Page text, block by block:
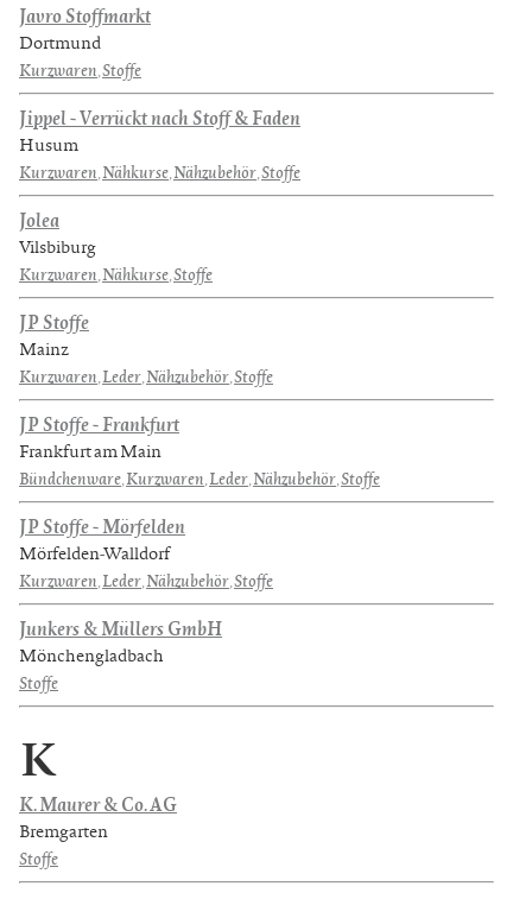
Javro Stoffmarkt
Dortmund
Kurzwaren,Stoffe
Jippel - Verrückt nach Stoff & Faden
Husum
Kurzwaren,Nähkurse,Nähzubehör,Stoffe
Jolea
Vilsbiburg
Kurzwaren,Nähkurse,Stoffe
JP Stoffe
Mainz
Kurzwaren,Leder,Nähzubehör,Stoffe
JP Stoffe - Frankfurt
Frankfurt am Main
Bündchenware,Kurzwaren,Leder,Nähzubehör,Stoffe
JP Stoffe - Mörfelden
Mörfelden-Walldorf
Kurzwaren,Leder,Nähzubehör,Stoffe
Junkers & Müllers GmbH
Mönchengladbach
Stoffe
K
K. Maurer & Co. AG
Bremgarten
Stoffe